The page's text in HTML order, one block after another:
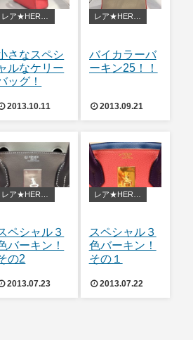
レア★HERMES
さなスペシ
ルなケリー
ッグ！
2013.10.11
レア★HERMES
バイカラーバ
ーキン25！！
2013.09.21
ペシャル３
バーキン！
の2
2013.07.23
スペシャル３
色バーキン！
その１
2013.07.22